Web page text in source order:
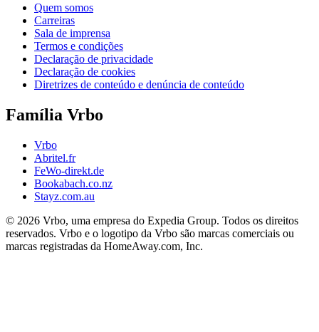
Quem somos
Carreiras
Sala de imprensa
Termos e condições
Declaração de privacidade
Declaração de cookies
Diretrizes de conteúdo e denúncia de conteúdo
Família Vrbo
Vrbo
Abritel.fr
FeWo-direkt.de
Bookabach.co.nz
Stayz.com.au
© 2026 Vrbo, uma empresa do Expedia Group. Todos os direitos
reservados. Vrbo e o logotipo da Vrbo são marcas comerciais ou
marcas registradas da HomeAway.com, Inc.